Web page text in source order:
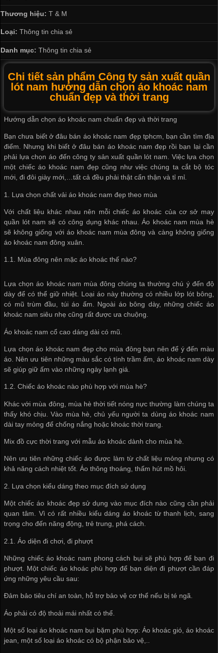
Thương hiệu: T & M
Loại: Thông tin chia sẻ
Danh mục: Thông tin chia sẻ
Chi tiết sản phẩm Công ty sản xuất quần
lót nam hướng dẫn chọn áo khoác nam
chuẩn đẹp và thời trang
Hướng dẫn chọn áo khoác nam chuẩn đẹp và thời trang
Bạn chưa biết ở đâu bán áo khoác nam đẹp tphcm, bạn cần tìm địa
điểm. Nhưng khi biết ở đâu bán áo khoác nam đẹp rồi bạn lại cần
phải lựa chọn áo đếncông ty sản xuất quần lót nam. Việc lựa chọn
một chiếc áo khoác nam đẹp cũng như việc chúng ta cắt bộ tóc
mới, đi đôi giày mới,…tất cả đều phải thật cẩn thận và tỉ mỉ.
1. Lựa chọn chất vải áo khoác nam đẹp theo mùa
Với chất liệu khác nhau nên mỗi chiếc áo khoác của cơ sở may
quần lót nam sẽ có công dụng khác nhau. Áo khoác nam mùa hè
sẽ không giống với áo khoác nam mùa đông và càng không giống
áo khoác nam đông xuân.
1.1. Mùa đông nên mặc áo khoác thế nào?
Lựa chọn áo khoác nam mùa đông chúng ta thường chú ý đến độ
dày để có thể giữ nhiệt. Loại áo này thường có nhiều lớp lót bông,
có mũ trùm đầu, túi áo ấm. Ngoài áo bông dày, những chiếc áo
khoác nam siêu nhẹ cũng rất được ưa chuộng.
Áo khoác nam cổ cao dáng dài có mũ.
Lựa chọn áo khoác nam đẹp cho mùa đông bạn nên để ý đến màu
áo. Nên ưu tiên những màu sắc có tính trầm ấm, áo khoác nam dày
sẽ giúp giữ ấm vào những ngày lạnh giá.
1.2. Chiếc áo khoác nào phù hợp với mùa hè?
Khác với mùa đông, mùa hè thời tiết nóng nực thường làm chúng ta
thấy khó chịu. Vào mùa hè, chủ yếu người ta dùng áo khoác nam
dài tay mỏng để chống nắng hoặc khoác thời trang.
Mix đồ cực thời trang với mẫu áo khoác dành cho mùa hè.
Nên ưu tiên những chiếc áo được làm từ chất liệu mỏng nhưng có
khả năng cách nhiệt tốt. Áo thông thoáng, thấm hút mồ hôi.
2. Lựa chọn kiểu dáng theo mục đích sử dụng
Một chiếc áo khoác đẹp sử dụng vào mục đích nào cũng cần phải
quan tâm. Vì có rất nhiều kiểu dáng áo khoác từ thanh lịch, sang
trọng cho đến năng động, trẻ trung, phá cách.
2.1. Áo diện đi chơi, đi phượt
Những chiếc áo khoác nam phong cách bụi sẽ phù hợp để bạn đi
phượt. Một chiếc áo khoác phù hợp để bạn diện đi phượt cần đáp
ứng những yêu cầu sau:
Đảm bảo tiêu chí an toàn, hỗ trợ bảo vệ cơ thể nếu bị té ngã.
Áo phải có độ thoải mái nhất có thể.
Một số loại áo khoác nam bụi bặm phù hợp: Áo khoác gió, áo khoác
jean, một số loại áo khoác có bộ phận bảo vệ,..